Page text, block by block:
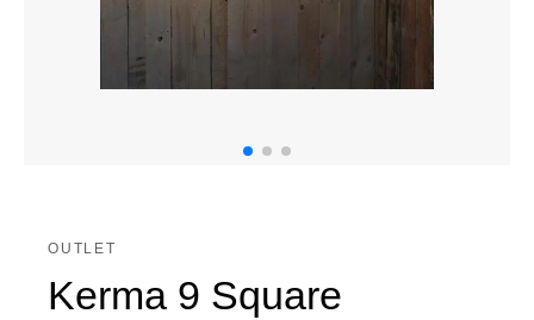
OUTLET
Kerma 9 Square